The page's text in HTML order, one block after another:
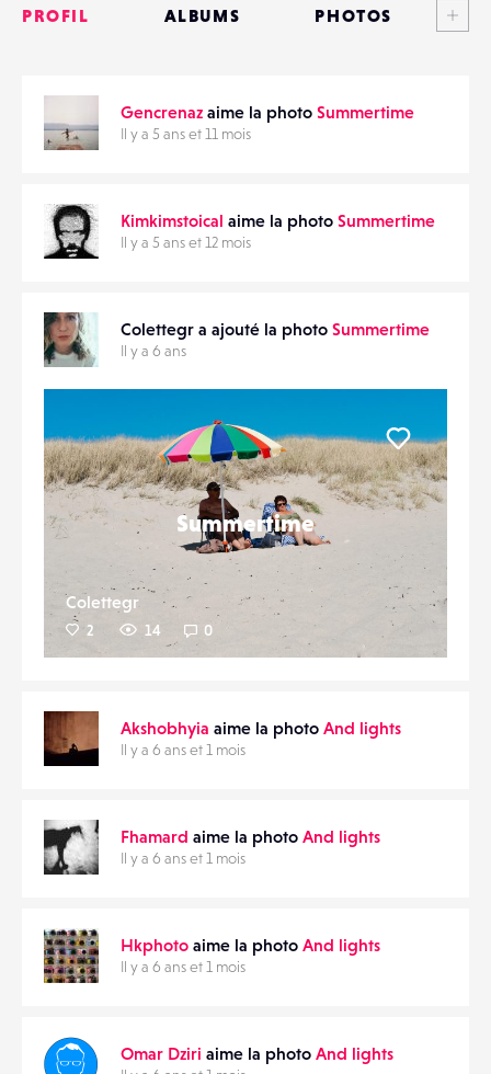
VOTRE
PARTAGER
PROFIL ALBUMS PHOTOS
MATÉRIELS
ÉVÉNEMENTS
Gencrenaz aime la photo Summertime
Il y a 5 ans et 11 mois
Kimkimstoical aime la photo Summertime
Il y a 5 ans et 12 mois
Colettegr a ajouté la photo Summertime
Il y a 6 ans
Summertime
Colettegr
2 14 0
Liker
Akshobhyia aime la photo And lights
Il y a 6 ans et 1 mois
Fhamard aime la photo And lights
Il y a 6 ans et 1 mois
Hkphoto aime la photo And lights
Il y a 6 ans et 1 mois
Omar Dziri aime la photo And lights